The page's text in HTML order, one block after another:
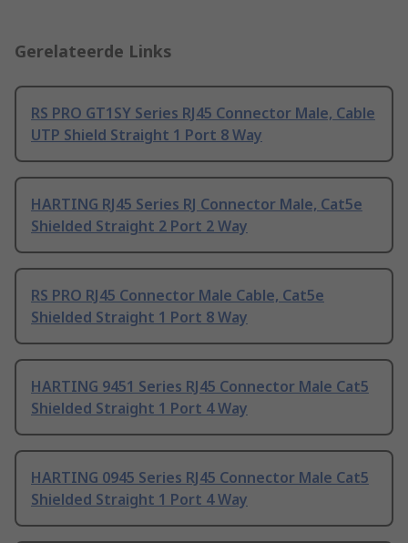
Gerelateerde Links
RS PRO GT1SY Series RJ45 Connector Male, Cable
UTP Shield Straight 1 Port 8 Way
HARTING RJ45 Series RJ Connector Male, Cat5e
Shielded Straight 2 Port 2 Way
RS PRO RJ45 Connector Male Cable, Cat5e
Shielded Straight 1 Port 8 Way
HARTING 9451 Series RJ45 Connector Male Cat5
Shielded Straight 1 Port 4 Way
HARTING 0945 Series RJ45 Connector Male Cat5
Shielded Straight 1 Port 4 Way